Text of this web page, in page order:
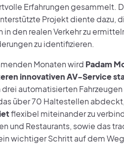
Erfahrungen gesammelt.
Projekt diente
in den realen Verkehr zu
zu identifizieren.
Monaten wird Padam
innovativen AV-Service
drei automatisierten
über 70 Haltestellen
flexibel miteinander zu
und Restaurants, sowie das
wichtiger Schritt auf dem